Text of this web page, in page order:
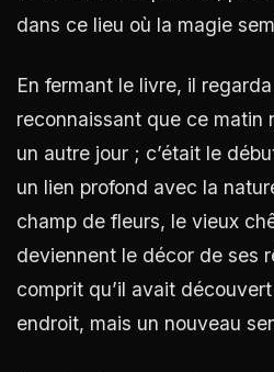
dans ce lieu où la magie
En fermant le livre, il
reconnaissant que ce matin
un autre jour ; c’était le
un lien profond avec la
champ de fleurs, le vieux
deviennent le décor de ses
comprit qu’il avait
endroit, mais un nouveau